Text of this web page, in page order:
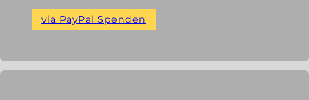
via PayPal Spenden